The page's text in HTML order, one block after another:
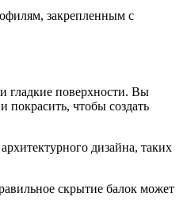
закрепленным с
гладкие поверхности. Вы
чтобы создать
дизайна, таких
скрытие балок может